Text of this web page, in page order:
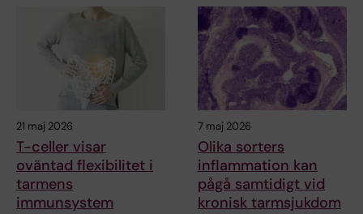
21 maj 2026
T-celler visar
oväntad flexibilitet i
tarmens
immunsystem
7 maj 2026
Olika sorters
inflammation kan
pågå samtidigt vid
kronisk tarmsjukdom